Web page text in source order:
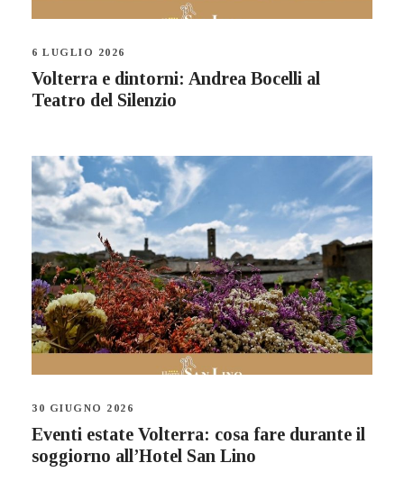
6 LUGLIO 2026
Volterra e dintorni: Andrea Bocelli al
Teatro del Silenzio
30 GIUGNO 2026
Eventi estate Volterra: cosa fare durante il
soggiorno all’Hotel San Lino